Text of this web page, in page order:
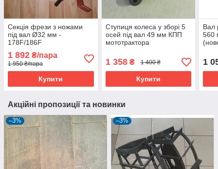
Секція фрези з ножами
під вал Ø32 мм -
178F/186F
1 892 ₴/пара
1 950 ₴/пара
Купити
Ступиця колеса у зборі 5
осей під вал 49 мм КПП
мототрактора
1 358₴ 1 400 ₴
Купити
Вал
560
1
Акційні пропозиції та новинки
–3% –3%